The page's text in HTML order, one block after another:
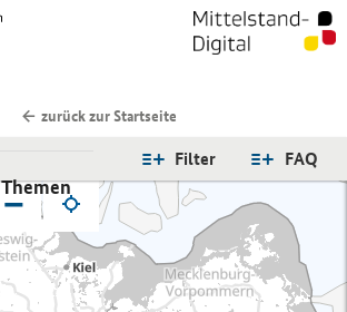
zurück zur Startseite
FAQ
Filter
Themen
−